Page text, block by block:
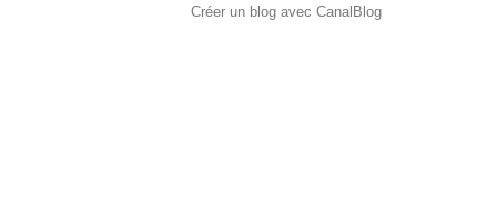
Créer un blog avec CanalBlog